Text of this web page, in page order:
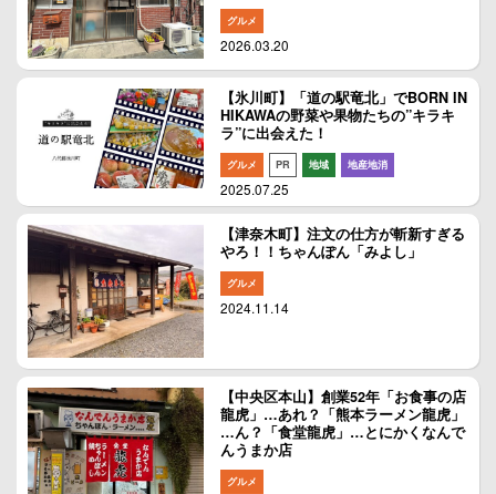
グルメ
2026.03.20
【氷川町】「道の駅竜北」でBORN IN
HIKAWAの野菜や果物たちの”キラキ
ラ”に出会えた！
グルメ PR 地域 地産地消
2025.07.25
【津奈木町】注文の仕方が斬新すぎる
やろ！！ちゃんぽん「みよし」
グルメ
2024.11.14
【中央区本山】創業52年「お食事の店
龍虎」…あれ？「熊本ラーメン龍虎」
…ん？「食堂龍虎」…とにかくなんで
んうまか店
グルメ